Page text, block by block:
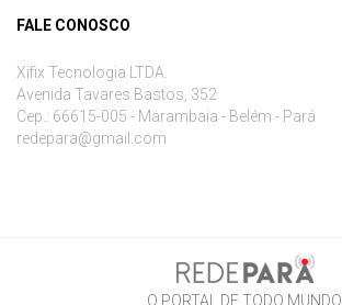
FALE CONOSCO
Xifix Tecnologia LTDA.
Avenida Tavares Bastos, 352
Cep.: 66615-005 - Marambaia - Belém - Pará
redepara@gmail.com
O PORTAL DE TODO MUNDO.